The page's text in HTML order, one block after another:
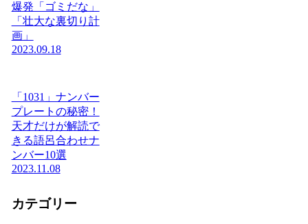
爆発「ゴミだな」
「壮大な裏切り計
画」
2023.09.18
「1031」ナンバー
プレートの秘密！
天才だけが解読で
きる語呂合わせナ
ンバー10選
2023.11.08
カテゴリー